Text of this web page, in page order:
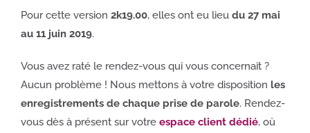
Pour cette version 2k19.00, elles ont eu lieu du 27 mai
au 11 juin 2019.
Vous avez raté le rendez-vous qui vous concernait ?
Aucun problème ! Nous mettons à votre disposition les
enregistrements de chaque prise de parole. Rendez-
vous dès à présent sur votre espace client dédié, où